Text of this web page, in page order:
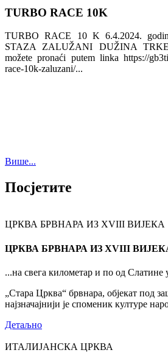
TURBO RACE 10K
TURBO RACE 10 K 6.4.2024.
STAZA ZALUŽANI DUŽINA
možete pronaći putem linka https://
race-10k-zaluzani/...
Више...
Посјетите
ЦРКВА БРВНАРА ИЗ XVIII ВИЈЕКА
ЦРКВА БРВНАРА ИЗ XVIII
...на свега километар и по од
„Стара Црква“ брвнара, објекат под
најзначајнији је споменик културе
Детаљно
ИТАЛИЈАНСКА ЦРКВА